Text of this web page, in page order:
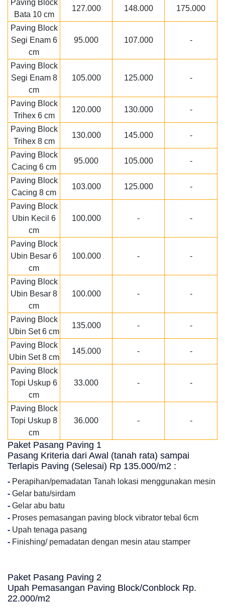
Paving Block
Bata 10 cm
127.000 148.000 175.000
Paving Block
Segi Enam 6
cm
95.000 107.000 -
Paving Block
Segi Enam 8
cm
105.000 125.000 -
Paving Block
Trihex 6 cm
120.000 130.000 -
Paving Block
Trihex 8 cm
130.000 145.000 -
Paving Block
Cacing 6 cm
95.000 105.000 -
Paving Block
Cacing 8 cm
103.000 125.000 -
Paving Block
Ubin Kecil 6
cm
100.000 - -
Paving Block
Ubin Besar 6
cm
100.000 - -
Paving Block
Ubin Besar 8
cm
100.000 - -
Paving Block
Ubin Set 6 cm
135.000 - -
Paving Block
Ubin Set 8 cm
145.000 - -
Paving Block
Topi Uskup 6
cm
33.000 - -
Paving Block
Topi Uskup 8
cm
36.000 - -
Paket Pasang Paving 1
Pasang Kriteria dari Awal (tanah rata) sampai
Terlapis Paving (Selesai) Rp 135.000/m2 :
- Perapihan/pemadatan Tanah lokasi menggunakan mesin
- Gelar batu/sirdam
- Gelar abu batu
- Proses pemasangan paving block vibrator tebal 6cm
- Upah tenaga pasang
- Finishing/ pemadatan dengan mesin atau stamper
Paket Pasang Paving 2
Upah Pemasangan Paving Block/Conblock Rp.
22.000/m2